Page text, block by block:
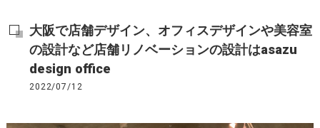
大阪で店舗デザイン、オフィスデザインや美容室
の設計など店舗リノベーションの設計はasazu
design office
2022/07/12